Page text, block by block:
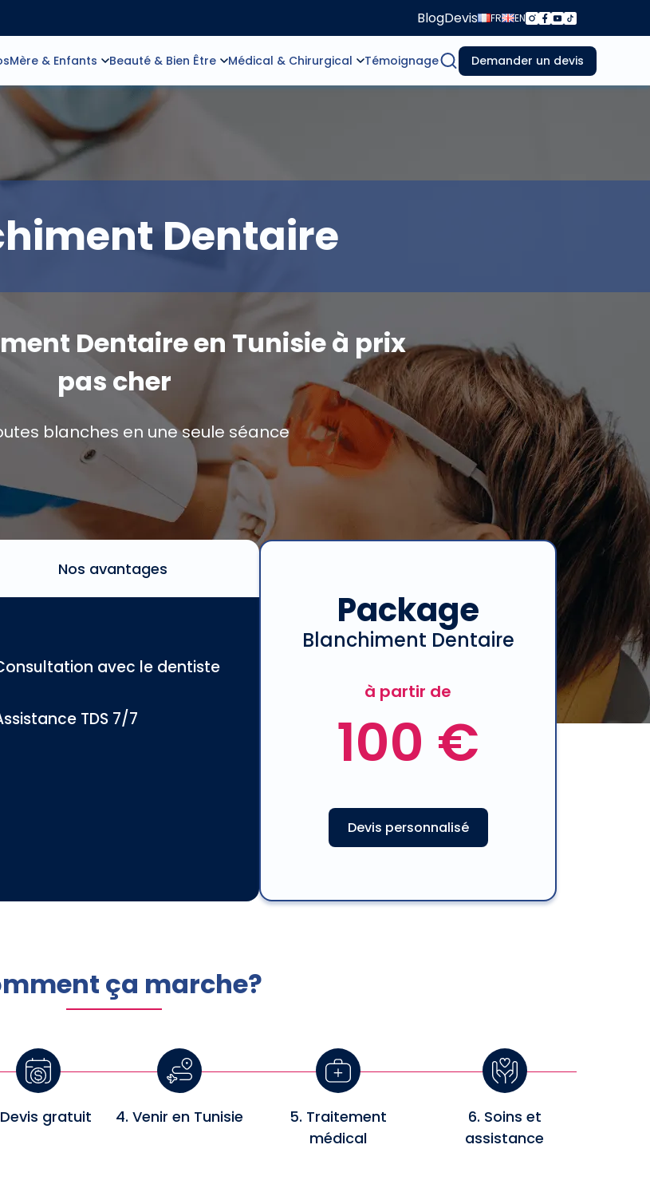
BlogDevis FR EN
Mère & Enfants Beauté & Bien Être Médical & Chirurgical Témoignage Demander un devis
Dentaire
Dentaire en Tunisie à prix
pas cher
blanches en une seule séance
Nos avantages
avec le dentiste
TDS 7/7
Package
Blanchiment Dentaire
à partir de
100 €
Devis personnalisé
ça marche?
gratuit 4. Venir en Tunisie
5. Traitement
médical
6. Soins et
assistance